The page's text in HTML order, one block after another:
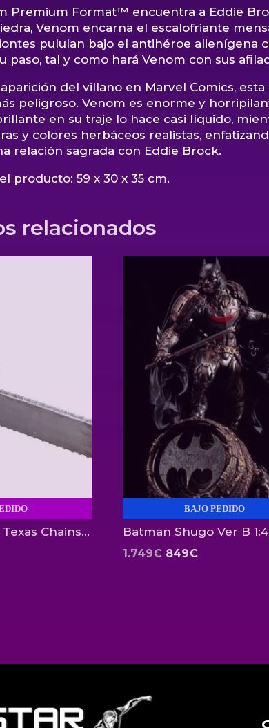
Premium Format™ encuentra a Eddie
Venom encarna el escalofriante
pululan bajo el antihéroe alienígena
paso, tal y como hará Venom con sus
del villano en Marvel Comics,
peligroso. Venom es enorme y
en su traje lo hace casi líquido,
y colores herbáceos realistas,
relación sagrada con Eddie Brock.
producto: 59 x 30 x 35 cm.
relacionados
Sierra Eléctrica Texas Chainsaw con sonido Trick or Treat Studios
BAJO PEDIDO
1.749€ El
precio
849€El
precio